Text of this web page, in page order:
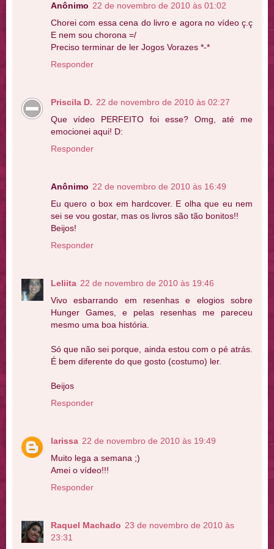
Anônimo 22 de novembro de 2010 às 01:02
Chorei com essa cena do livro e agora no vídeo ç.ç
E nem sou chorona =/
Preciso terminar de ler Jogos Vorazes *-*
Responder
Priscila D. 22 de novembro de 2010 às 02:27
Que vídeo PERFEITO foi esse? Omg, até me
emocionei aqui! D:
Responder
Anônimo 22 de novembro de 2010 às 16:49
Eu quero o box em hardcover. E olha que eu nem
sei se vou gostar, mas os livros são tão bonitos!!
Beijos!
Responder
Leliita 22 de novembro de 2010 às 19:46
Vivo esbarrando em resenhas e elogios sobre
Hunger Games, e pelas resenhas me pareceu
mesmo uma boa história.
Só que não sei porque, ainda estou com o pé atrás.
É bem diferente do que gosto (costumo) ler.
Beijos
Responder
larissa 22 de novembro de 2010 às 19:49
Muito lega a semana ;)
Amei o vídeo!!!
Responder
Raquel Machado 23 de novembro de 2010 às
23:31